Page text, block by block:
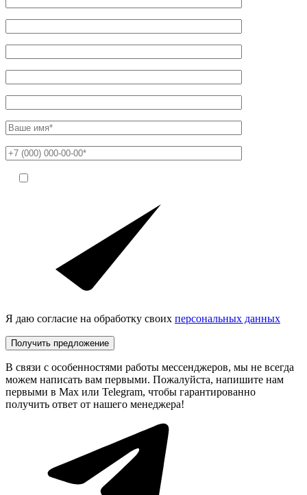
Я даю согласие на обработку своих персональных данных
Получить предложение
В связи с особенностями работы мессенджеров, мы не всегда
можем написать вам первыми. Пожалуйста, напишите нам
первыми в Max или Telegram, чтобы гарантированно
получить ответ от нашего менеджера!